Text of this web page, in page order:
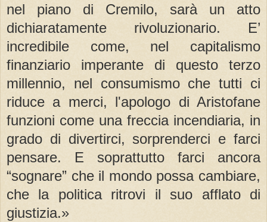
nel piano di Cremilo, sarà un atto
dichiaratamente rivoluzionario. E’
incredibile come, nel capitalismo
finanziario imperante di questo terzo
millennio, nel consumismo che tutti ci
riduce a merci, l'apologo di Aristofane
funzioni come una freccia incendiaria, in
grado di divertirci, sorprenderci e farci
pensare. E soprattutto farci ancora
“sognare” che il mondo possa cambiare,
che la politica ritrovi il suo afflato di
giustizia.»